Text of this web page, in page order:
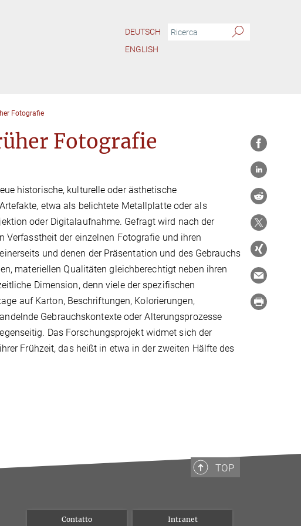
DEUTSCH
ENGLISH
Fotografie
Fotografie
historische, kulturelle oder ästhetische
etwa als belichtete Metallplatte oder als
oder Digitalaufnahme. Gefragt wird nach der
der einzelnen Fotografie und ihren
und denen der Präsentation und des Gebrauchs
materiellen Qualitäten gleichberechtigt neben ihren
Dimension, denn viele der spezifischen
auf Karton, Beschriftungen, Kolorierungen,
Gebrauchskontexte oder Alterungsprozesse
Das Forschungsprojekt widmet sich der
Frühzeit, das heißt in etwa in der zweiten Hälfte des
TOP
Contatto Intranet